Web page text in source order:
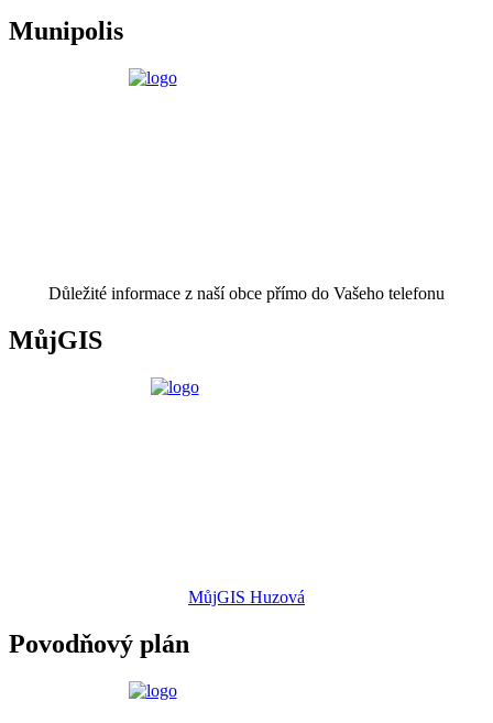
Munipolis
Důležité informace z naší obce přímo do Vašeho telefonu
MůjGIS
MůjGIS Huzová
Povodňový plán